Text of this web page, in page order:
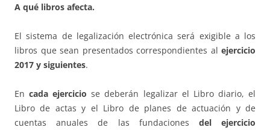
A qué libros afecta.
El sistema de legalización electrónica será exigible a los
libros que sean presentados correspondientes al ejercicio
2017 y siguientes.
Encada ejercicio se deberán legalizar el Libro diario, el
Libro de actas y el Libro de planes de actuación y de
cuentas anuales de las fundaciones del ejercicio